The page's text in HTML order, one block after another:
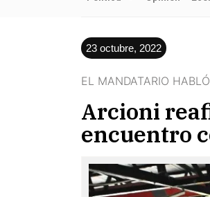
23 octubre, 2022
EL MANDATARIO
Arcioni
encuentro